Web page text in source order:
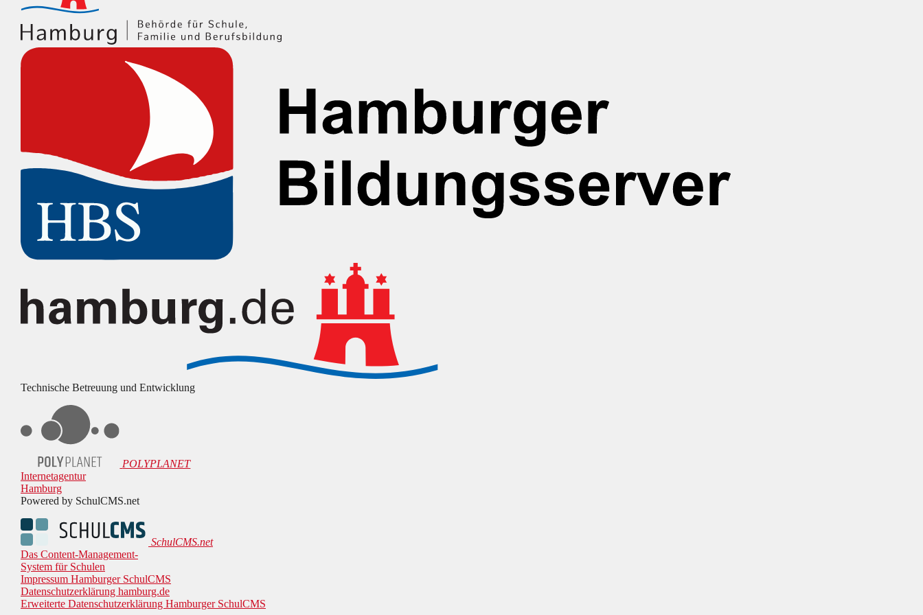
Technische Betreuung und Entwicklung
POLYPLANET
Internetagentur
Hamburg
Powered by SchulCMS.net
SchulCMS.net
Das Content-Management-
System für Schulen
Impressum Hamburger SchulCMS
Datenschutzerklärung hamburg.de
Erweiterte Datenschutzerklärung Hamburger SchulCMS